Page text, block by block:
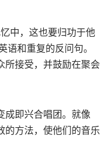
中，这也要归功于他
语和重复的反问句。
所接受，并鼓励在聚会
成即兴合唱团。就像
的方法，使他们的音乐